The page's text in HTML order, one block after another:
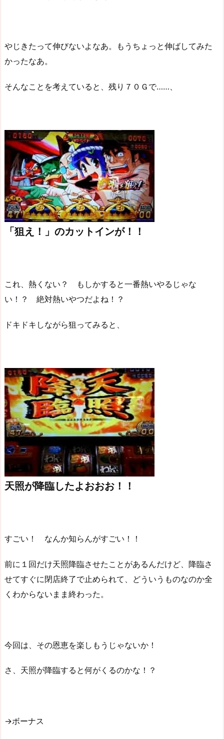
やじきたって伸びないよなあ。もうちょっと伸ばしてみた
かったなあ。
そんなことを考えていると、残り７０Ｇで……、
「狙え！」のカットインが！！
これ、熱くない？ もしかすると一番熱いやるじゃな
い！？ 絶対熱いやつだよね！？
ドキドキしながら狙ってみると、
天照が降臨したよおおお！！
すごい！ なんか知らんがすごい！！
前に１回だけ天照降臨させたことがあるんだけど、降臨さ
せてすぐに閉店終了で止められて、どういうものなのか全
くわからないまま終わった。
今回は、その恩恵を楽しもうじゃないか！
さ、天照が降臨すると何がくるのかな！？
→ボーナス